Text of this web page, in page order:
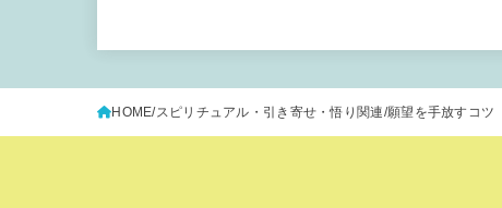
HOME スピリチュアル・引き寄せ・悟り関連 願望を手放すコツ